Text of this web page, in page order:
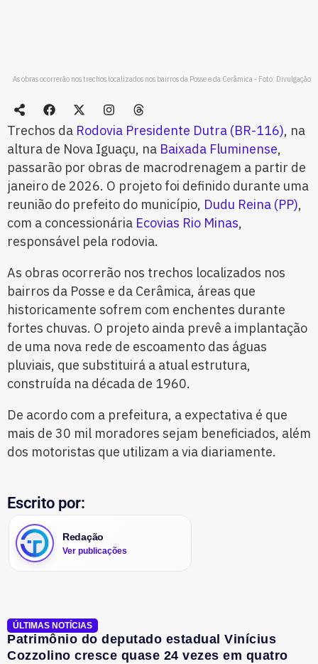
As obras ocorrerão nos trechos localizados nos bairros da Posse e da Cerâmica - Foto: Divulgação
Trechos da Rodovia Presidente Dutra (BR-116), na
altura de Nova Iguaçu, na Baixada Fluminense,
passarão por obras de macrodrenagem a partir de
janeiro de 2026. O projeto foi definido durante uma
reunião do prefeito do município, Dudu Reina (PP),
com a concessionária Ecovias Rio Minas,
responsável pela rodovia.
As obras ocorrerão nos trechos localizados nos
bairros da Posse e da Cerâmica, áreas que
historicamente sofrem com enchentes durante
fortes chuvas. O projeto ainda prevê a implantação
de uma nova rede de escoamento das águas
pluviais, que substituirá a atual estrutura,
construída na década de 1960.
De acordo com a prefeitura, a expectativa é que
mais de 30 mil moradores sejam beneficiados, além
dos motoristas que utilizam a via diariamente.
Escrito por:
Redação
Ver publicações
ÚLTIMAS NOTÍCIAS
Patrimônio do deputado estadual Vinícius
Cozzolino cresce quase 24 vezes em quatro